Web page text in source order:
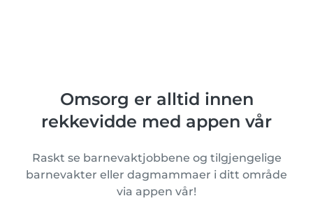
Omsorg er alltid innen
rekkevidde med appen vår
Raskt se barnevaktjobbene og tilgjengelige
barnevakter eller dagmammaer i ditt område
via appen vår!